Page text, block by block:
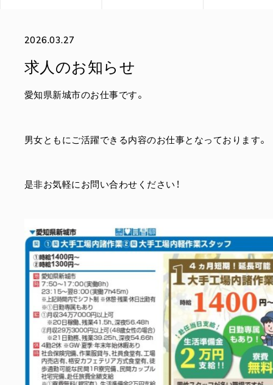
2026.03.27
求人のお知らせ
愛知県新城市のお仕事です。
男女ともにご活躍できる内容のお仕事となっております。
是非お気軽にお問い合わせください！